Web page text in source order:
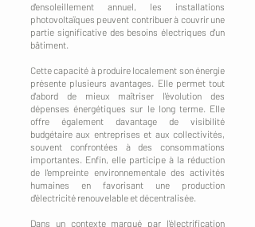
d'ensoleillement annuel, les installations
photovoltaïques peuvent contribuer à couvrir une
partie significative des besoins électriques d'un
bâtiment.
Cette capacité à produire localement son énergie
présente plusieurs avantages. Elle permet tout
d'abord de mieux maîtriser l'évolution des
dépenses énergétiques sur le long terme. Elle
offre également davantage de visibilité
budgétaire aux entreprises et aux collectivités,
souvent confrontées à des consommations
importantes. Enfin, elle participe à la réduction
de l'empreinte environnementale des activités
humaines en favorisant une production
d'électricité renouvelable et décentralisée.
Dans un contexte marqué par l'électrification